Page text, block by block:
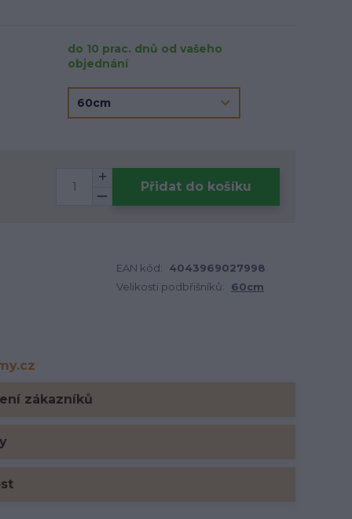
do 10 prac. dnů od vašeho
objednání
Přidat do košíku
EAN kód:
4043969027998
Velikosti podbřišníků:
60cm
zákazníků